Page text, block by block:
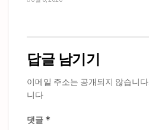
답글 남기기
이메일 주소는 공개되지 않습니다.
니다
댓글 *